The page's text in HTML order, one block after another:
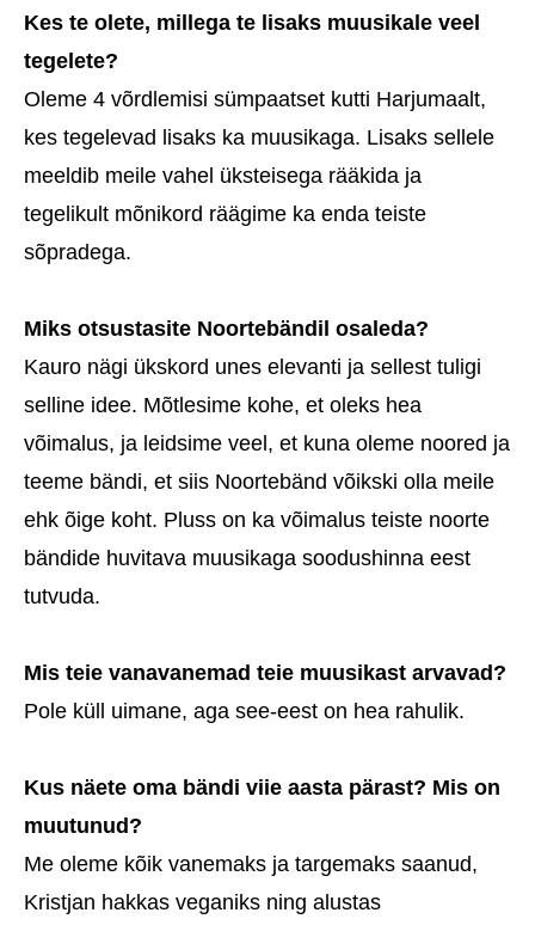
Kes te olete, millega te lisaks muusikale veel
tegelete?
Oleme 4 võrdlemisi sümpaatset kutti Harjumaalt,
kes tegelevad lisaks ka muusikaga. Lisaks sellele
meeldib meile vahel üksteisega rääkida ja
tegelikult mõnikord räägime ka enda teiste
sõpradega.
Miks otsustasite Noortebändil osaleda?
Kauro nägi ükskord unes elevanti ja sellest tuligi
selline idee. Mõtlesime kohe, et oleks hea
võimalus, ja leidsime veel, et kuna oleme noored ja
teeme bändi, et siis Noortebänd võikski olla meile
ehk õige koht. Pluss on ka võimalus teiste noorte
bändide huvitava muusikaga soodushinna eest
tutvuda.
Mis teie vanavanemad teie muusikast arvavad?
Pole küll uimane, aga see-eest on hea rahulik.
Kus näete oma bändi viie aasta pärast? Mis on
muutunud?
Me oleme kõik vanemaks ja targemaks saanud,
Kristjan hakkas veganiks ning alustas